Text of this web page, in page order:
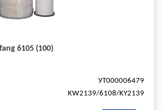
6105 (100)
УТ000006479
KW2139/6108/KY2139